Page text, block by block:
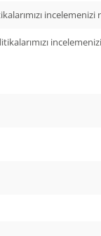
incelemenizi